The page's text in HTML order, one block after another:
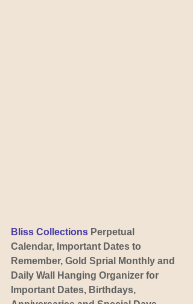
Bliss Collections Perpetual
Calendar, Important Dates to
Remember, Gold Sprial Monthly and
Daily Wall Hanging Organizer for
Important Dates, Birthdays,